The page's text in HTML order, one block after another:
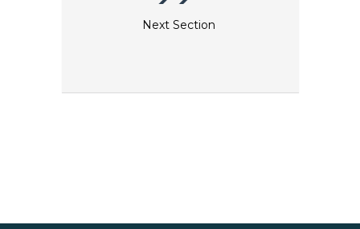
Next Section